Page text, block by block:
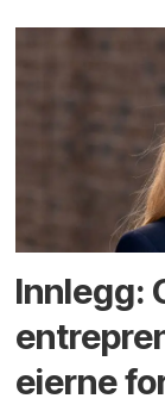
Innlegg:
eierne